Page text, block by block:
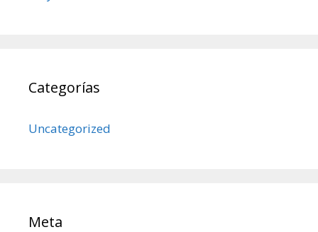
Categorías
Uncategorized
Meta